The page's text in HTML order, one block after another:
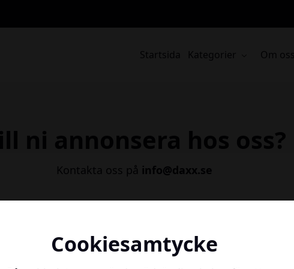
Startsida Kategorier Om oss
Kontakta oss på info@daxx.se
Cookiesamtycke